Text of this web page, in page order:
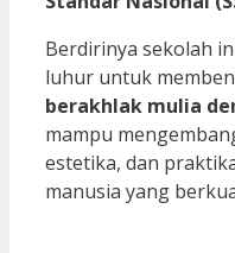
Berdirinya sekolah
luhur untuk
berakhlak mulia
mampu
estetika, dan
manusia yang